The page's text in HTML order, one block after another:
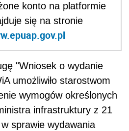
konto na platformie
się na stronie
"Wniosek o wydanie
umożliwiło starostwom
wymogów określonych
infrastruktury z 21
sprawie wydawania